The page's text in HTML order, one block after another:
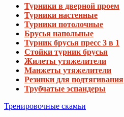
Турники в дверной проем
Турники настенные
Турники потолочные
Брусья напольные
Турник брусья пресс 3 в 1
Стойки турник брусья
Жилеты утяжелители
Манжеты утяжелители
Резинки для подтягивания
Трубчатые эспандеры
Тренировочные скамьи